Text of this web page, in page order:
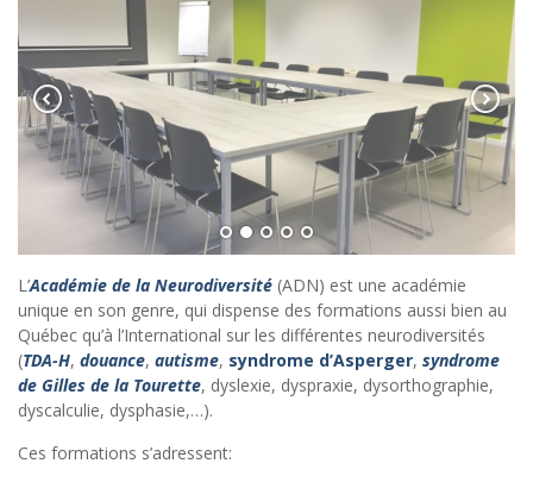
L’Académie de la Neurodiversité (ADN) est une académie
unique en son genre, qui dispense des formations aussi bien au
Québec qu’à l’International sur les différentes neurodiversités
(TDA-H, douance, autisme, syndrome d’Asperger, syndrome
de Gilles de la Tourette, dyslexie, dyspraxie, dysorthographie,
dyscalculie, dysphasie,…).
Ces formations s’adressent: